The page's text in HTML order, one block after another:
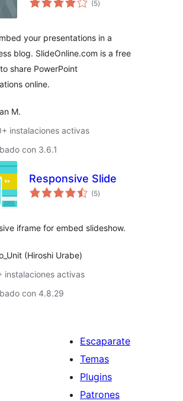
(5de
)
your presentations in a
blog. SlideOnline.com is a free
share PowerPoint
online.
M.
instalaciones activas
con 3.6.1
Responsive Slide
(5total
de
)
iframe for embed slideshow.
(Hiroshi Urabe)
instalaciones activas
con 4.8.29
Escaparate
Temas
Plugins
Patrones